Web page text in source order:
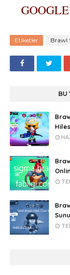
Etiketler Brawl
BU